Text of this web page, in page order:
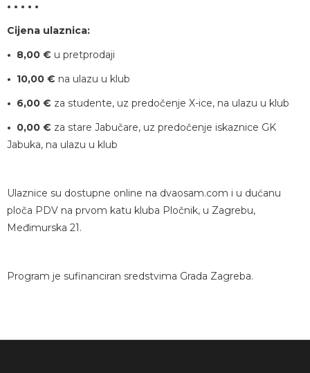
• • • • •
Cijena ulaznica:
• 8,00 € u pretprodaji
• 10,00 € na ulazu u klub
• 6,00 € za studente, uz predočenje X-ice, na ulazu u klub
• 0,00 € za stare Jabučare, uz predočenje iskaznice GK
Jabuka, na ulazu u klub
Ulaznice su dostupne online na dvaosam.com i u dućanu
ploča PDV na prvom katu kluba Pločnik, u Zagrebu,
Međimurska 21.
Program je sufinanciran sredstvima Grada Zagreba.